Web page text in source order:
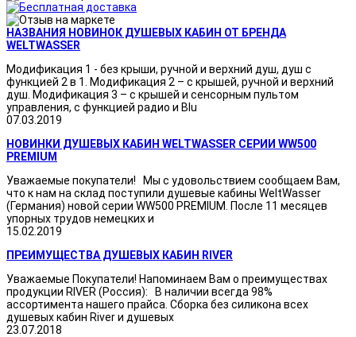
НАЗВАНИЯ НОВИНОК ДУШЕВЫХ КАБИН ОТ БРЕНДА
WELTWASSER
Модификация 1 - без крыши, ручной и верхний душ, душ с
функцией 2 в 1. Модификация 2 – с крышей, ручной и верхний
душ. Модификация 3 – с крышей и сенсорным пультом
управления, с функцией радио и Blu
07.03.2019
НОВИНКИ ДУШЕВЫХ КАБИН WELTWASSER СЕРИИ WW500
PREMIUM
Уважаемые покупатели! Мы с удовольствием сообщаем Вам,
что к нам на склад поступили душевые кабины WeltWasser
(Германия) новой серии WW500 PREMIUM. После 11 месяцев
упорных трудов немецких и
15.02.2019
ПРЕИМУЩЕСТВА ДУШЕВЫХ КАБИН RIVER
Уважаемые Покупатели! Напоминаем Вам о преимуществах
продукции RIVER (Россия): В наличии всегда 98%
ассортимента нашего прайса. Сборка без силикона всех
душевых кабин River и душевых
23.07.2018